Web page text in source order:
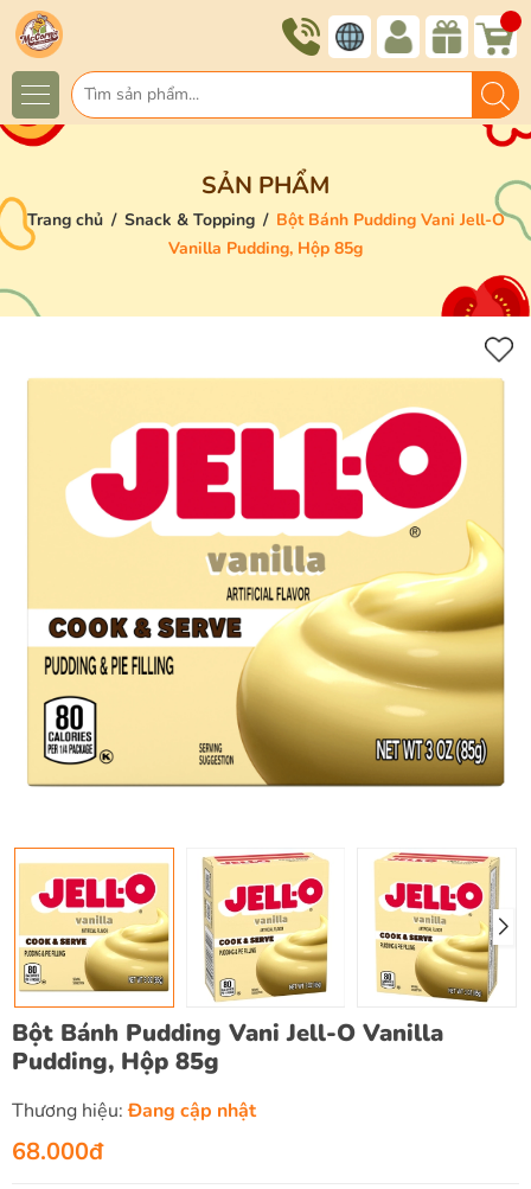
SẢN PHẨM
Trang chủ / Snack & Topping / Bột Bánh Pudding Vani Jell-O
Vanilla Pudding, Hộp 85g
Bột Bánh Pudding Vani Jell-O Vanilla
Pudding, Hộp 85g
Thương hiệu: Đang cập nhật
68.000đ